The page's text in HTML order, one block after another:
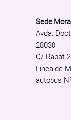
Sede
Avda.
28030
C/ Rabat
Linea de
autobus